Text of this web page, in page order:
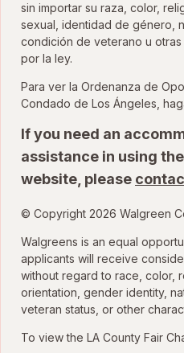
sin importar su raza, color,
sexual, identidad de género,
condición de veterano u
por la ley.
Para ver la Ordenanza de
Condado de Los Ángeles,
If you need an
assistance in using
website, please
© Copyright 2026 Walgreen
Walgreens is an equal
applicants will receive
without regard to race, color,
orientation, gender identity,
veteran status, or other
To view the LA County Fair